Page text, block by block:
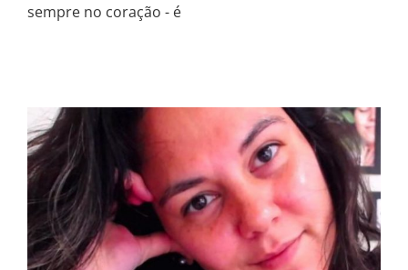
sempre no coração - é
TEM DIAS E DIAS